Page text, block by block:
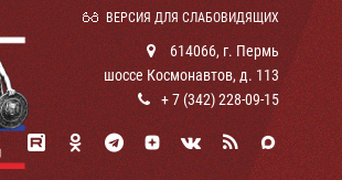
ВЕРСИЯ ДЛЯ СЛАБОВИДЯЩИХ
614066, г. Пермь
шоссе Космонавтов, д. 113
+ 7 (342) 228-09-15